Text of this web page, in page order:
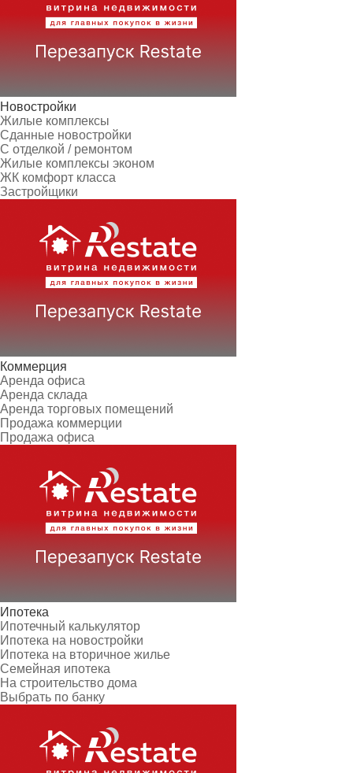
Новостройки
Жилые комплексы
Сданные новостройки
С отделкой / ремонтом
Жилые комплексы эконом
ЖК комфорт класса
Застройщики
Коммерция
Аренда офиса
Аренда склада
Аренда торговых помещений
Продажа коммерции
Продажа офиса
Ипотека
Ипотечный калькулятор
Ипотека на новостройки
Ипотека на вторичное жилье
Семейная ипотека
На строительство дома
Выбрать по банку